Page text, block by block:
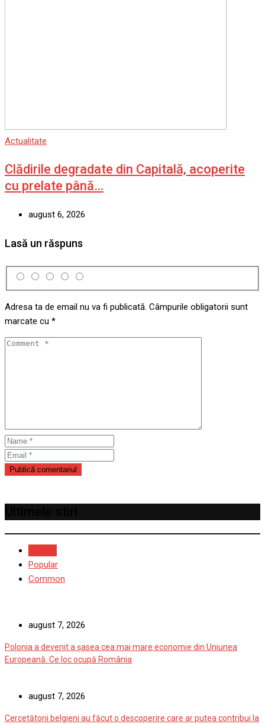
Actualitate
Clădirile degradate din Capitală, acoperite
cu prelate până…
august 6, 2026
Lasă un răspuns
Adresa ta de email nu va fi publicată. Câmpurile obligatorii sunt
marcate cu *
Popular
Common
august 7, 2026
Polonia a devenit a șasea cea mai mare economie din Uniunea
Europeană. Ce loc ocupă România
august 7, 2026
Cercetătorii belgieni au făcut o descoperire care ar putea contribui la